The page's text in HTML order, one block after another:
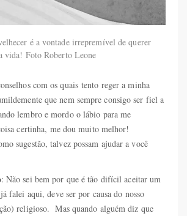
é a vontade irrepremível de querer
vida! Foto Roberto Leone
com os quais tento reger a minha
que nem sempre consigo ser fiel a
lembro e mordo o lábio para me
certinha, me dou muito melhor!
sugestão, talvez possam ajudar a você
: Não sei bem por que é tão difícil aceitar um
falei aqui, deve ser por causa do nosso
religioso. Mas quando alguém diz que